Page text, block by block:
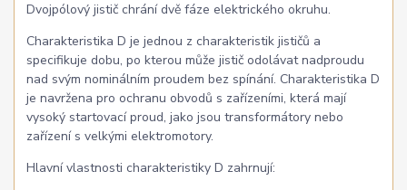
Dvojpólový jistič chrání dvě fáze elektrického okruhu.
Charakteristika D je jednou z charakteristik jističů a
specifikuje dobu, po kterou může jistič odolávat nadproudu
nad svým nominálním proudem bez spínání. Charakteristika D
je navržena pro ochranu obvodů s zařízeními, která mají
vysoký startovací proud, jako jsou transformátory nebo
zařízení s velkými elektromotory.
Hlavní vlastnosti charakteristiky D zahrnují: